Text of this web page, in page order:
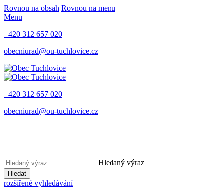
Rovnou na obsah Rovnou na menu
Menu
+420 312 657 020
obecniurad@ou-tuchlovice.cz
+420 312 657 020
obecniurad@ou-tuchlovice.cz
Hledaný výraz
Hledat
rozšířené vyhledávání